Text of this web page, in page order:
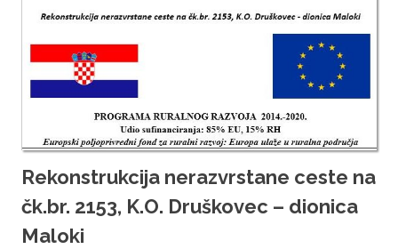
Rekonstrukcija nerazvrstane ceste na
čk.br. 2153, K.O. Druškovec – dionica
Maloki